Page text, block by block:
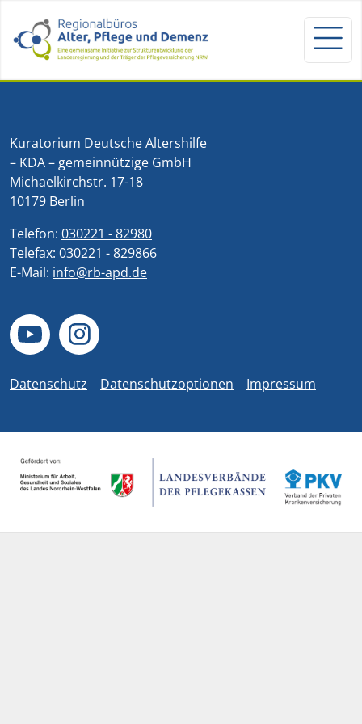
Kuratorium Deutsche Altershilfe
– KDA – gemeinnützige GmbH
Michaelkirchstr. 17-18
10179 Berlin
Telefon: 030221 - 82980
Telefax: 030221 - 829866
E-Mail: info@rb-apd.de
Datenschutz Datenschutzoptionen Impressum